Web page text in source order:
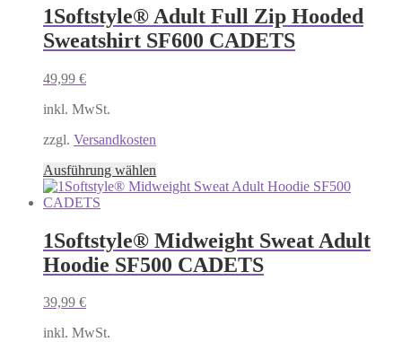
Varianten
auf.
Die
1Softstyle® Adult Full Zip Hooded
Sweatshirt SF600 CADETS
49,99 €
inkl. MwSt.
zzgl. Versandkosten
Ausführung wählen
Produkt
Varianten
auf.
Die
1Softstyle® Midweight Sweat Adult
Hoodie SF500 CADETS
39,99 €
inkl. MwSt.